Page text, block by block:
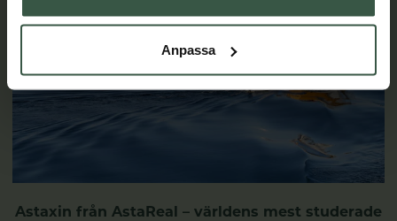
Anpassa
Astaxin från AstaReal – världens mest studerade